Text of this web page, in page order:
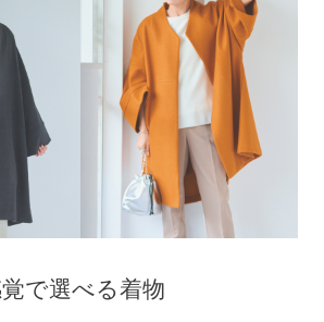
で選べる着物